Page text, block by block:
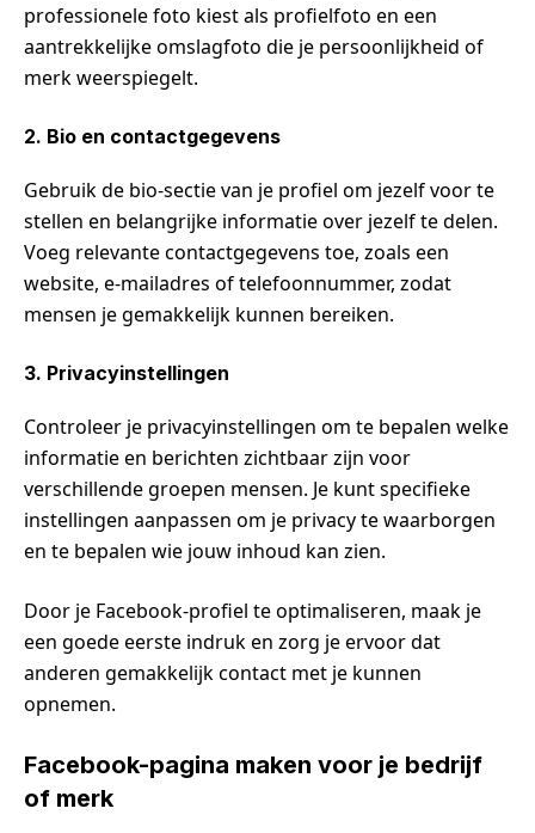
professionele foto kiest als profielfoto en een
aantrekkelijke omslagfoto die je persoonlijkheid of
merk weerspiegelt.
2. Bio en contactgegevens
Gebruik de bio-sectie van je profiel om jezelf voor te
stellen en belangrijke informatie over jezelf te delen.
Voeg relevante contactgegevens toe, zoals een
website, e-mailadres of telefoonnummer, zodat
mensen je gemakkelijk kunnen bereiken.
3. Privacyinstellingen
Controleer je privacyinstellingen om te bepalen welke
informatie en berichten zichtbaar zijn voor
verschillende groepen mensen. Je kunt specifieke
instellingen aanpassen om je privacy te waarborgen
en te bepalen wie jouw inhoud kan zien.
Door je Facebook-profiel te optimaliseren, maak je
een goede eerste indruk en zorg je ervoor dat
anderen gemakkelijk contact met je kunnen
opnemen.
Facebook-pagina maken voor je bedrijf
of merk